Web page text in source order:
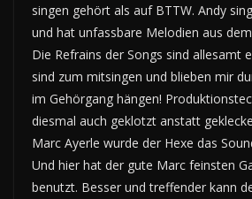
singen gehört als auf BTTW. Andy
und hat unfassbare Melodien aus
Die Refrains der Songs sind allesamt
sind zum mitsingen und blieben mir
im Gehörgang hängen!
diesmal auch geklotzt anstatt
Marc Ayerle wurde der Hexe das
Und hier hat der gute Marc feinsten
benutzt. Besser und treffender kann